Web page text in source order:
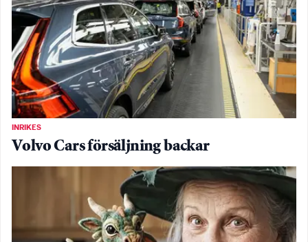
INRIKES
Volvo Cars försäljning backar